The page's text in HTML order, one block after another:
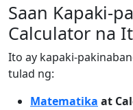
Saan Kapaki-
Calculator na
Ito ay kapaki-
tulad ng:
Matematika at